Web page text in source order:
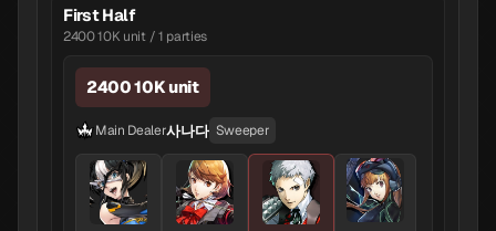
First Half
2400 10K unit / 1 parties
2400 10K unit
Main Dealer사나다 Sweeper